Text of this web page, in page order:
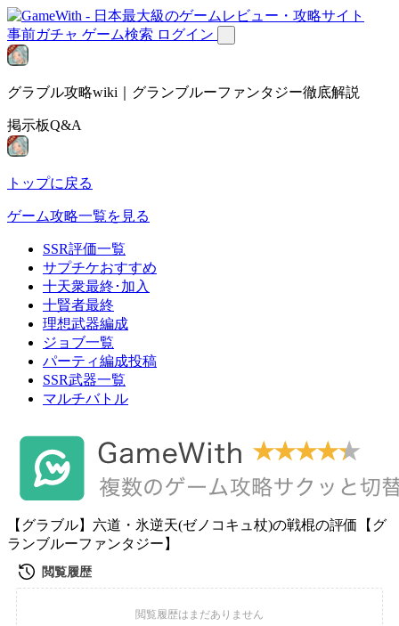
事前ガチャ ゲーム検索 ログイン
グラブル攻略wiki｜グランブルーファンタジー徹底解説
掲示板Q&A
トップに戻る
ゲーム攻略一覧を見る
SSR評価一覧
サプチケおすすめ
十天衆最終･加入
十賢者最終
理想武器編成
ジョブ一覧
パーティ編成投稿
SSR武器一覧
マルチバトル
【グラブル】六道・氷逆天(ゼノコキュ杖)の戦棍の評価【グ
ランブルーファンタジー】